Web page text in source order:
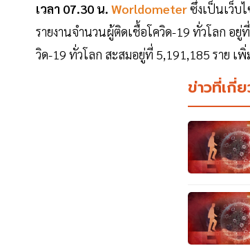
เวลา 07.30 น. Worldometerซึ่งเป็นเว็บ
รายงานจำนวนผู้ติดเชื้อโควิด-19 ทั่วโลก อยู่
วิด-19 ทั่วโลก สะสมอยู่ที่ 5,191,185 ราย เ
ข่าวที่เกี่